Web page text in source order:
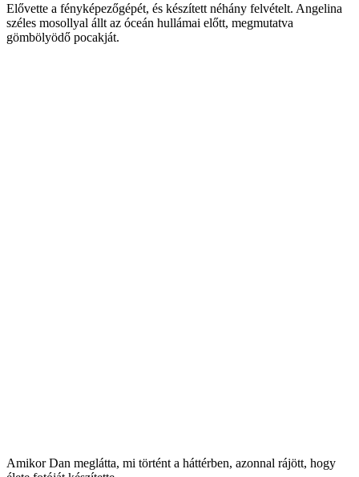
Elővette a fényképezőgépét, és készített néhány felvételt. Angelina
széles mosollyal állt az óceán hullámai előtt, megmutatva
gömbölyödő pocakját.
Amikor Dan meglátta, mi történt a háttérben, azonnal rájött, hogy